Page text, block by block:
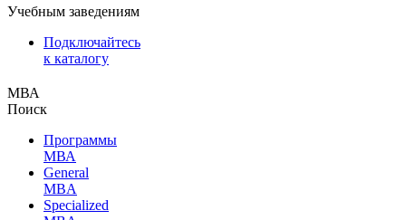
Учебным заведениям
Подключайтесь
к каталогу
МВА
Поиск
Программы
МВА
General
MBA
Specialized